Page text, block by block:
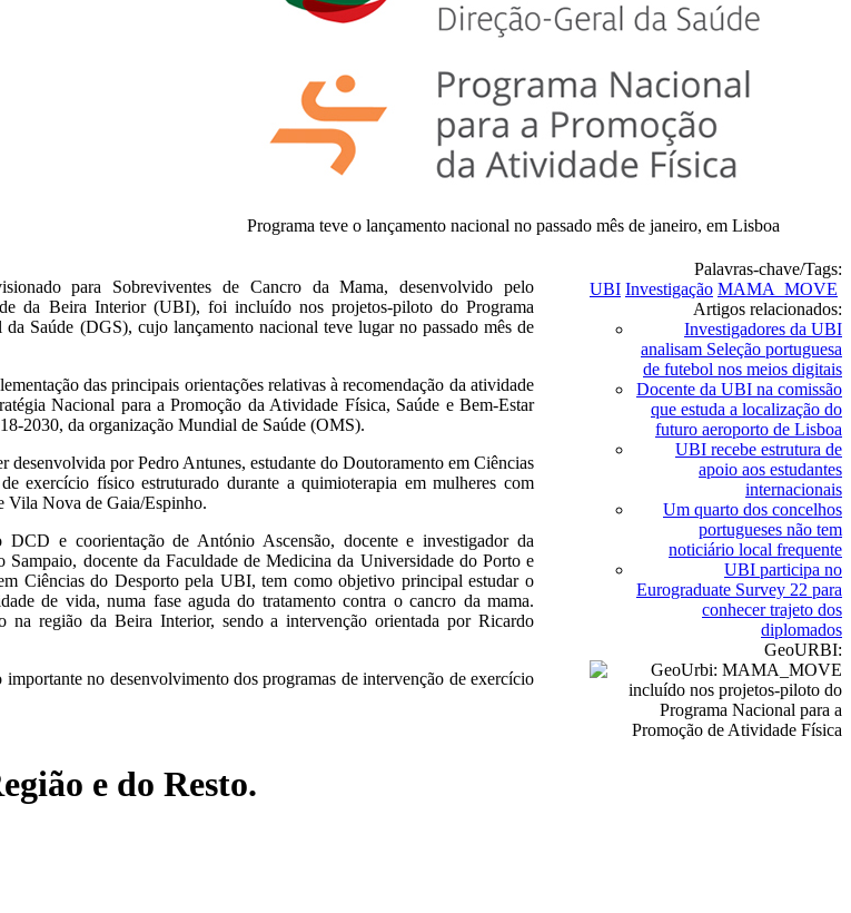
Programa teve o lançamento nacional no passado mês de janeiro, em Lisboa
para Sobreviventes de Cancro da Mama, desenvolvido pelo
da Beira Interior (UBI), foi incluído nos projetos-piloto do Programa
Saúde (DGS), cujo lançamento nacional teve lugar no passado mês de
das principais orientações relativas à recomendação da atividade
Nacional para a Promoção da Atividade Física, Saúde e Bem-Estar
2030, da organização Mundial de Saúde (OMS).
por Pedro Antunes, estudante do Doutoramento em Ciências
exercício físico estruturado durante a quimioterapia em mulheres com
Vila Nova de Gaia/Espinho.
e coorientação de António Ascensão, docente e investigador da
docente da Faculdade de Medicina da Universidade do Porto e
Ciências do Desporto pela UBI, tem como objetivo principal estudar o
de vida, numa fase aguda do tratamento contra o cancro da mama.
na região da Beira Interior, sendo a intervenção orientada por Ricardo
no desenvolvimento dos programas de intervenção de exercício
Palavras-chave/Tags:
UBI Investigação MAMA_MOVE
Artigos relacionados:
Investigadores da UBI
analisam Seleção portuguesa
de futebol nos meios digitais
Docente da UBI na comissão
que estuda a localização do
futuro aeroporto de Lisboa
UBI recebe estrutura de
apoio aos estudantes
internacionais
Um quarto dos concelhos
portugueses não tem
noticiário local frequente
UBI participa no
Eurograduate Survey 22 para
conhecer trajeto dos
diplomados
GeoURBI:
e do Resto.